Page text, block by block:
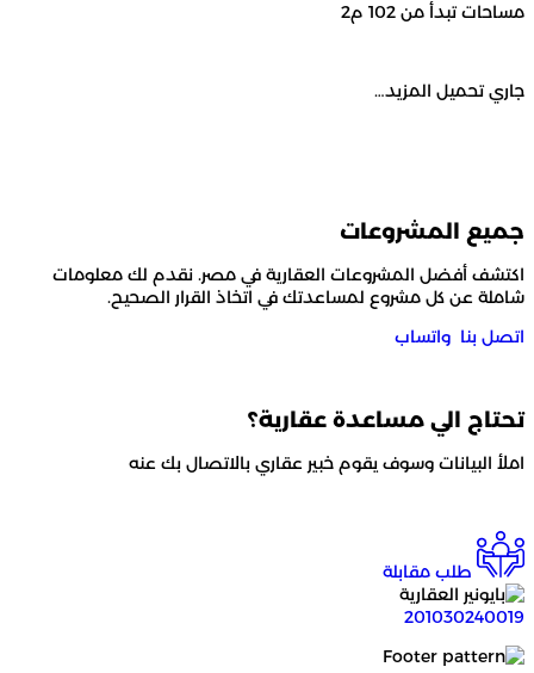
مساحات تبدأ من 102 م2
جاري تحميل المزيد…
جميع المشروعات
اكتشف أفضل المشروعات العقارية في مصر. نقدم لك معلومات
شاملة عن كل مشروع لمساعدتك في اتخاذ القرار الصحيح.
اتصل بنا واتساب
تحتاج الي مساعدة عقارية؟
املأ البيانات وسوف يقوم خبير عقاري بالاتصال بك عنه
طلب مقابلة
201030240019